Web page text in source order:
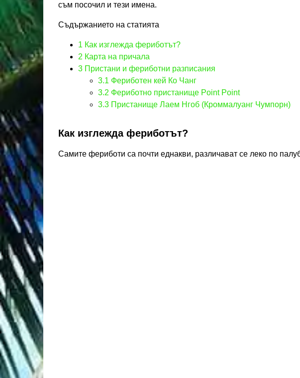
съм посочил и тези имена.
Съдържанието на статията
1 Как изглежда фериботът?
2 Карта на причала
3 Пристани и фериботни разписания
3.1 Фериботен кей Ко Чанг
3.2 Фериботно пристанище Point Point
3.3 Пристанище Лаем Нгоб (Кроммалуанг Чумпорн)
Как изглежда фериботът?
Самите фериботи са почти еднакви, различават се леко по